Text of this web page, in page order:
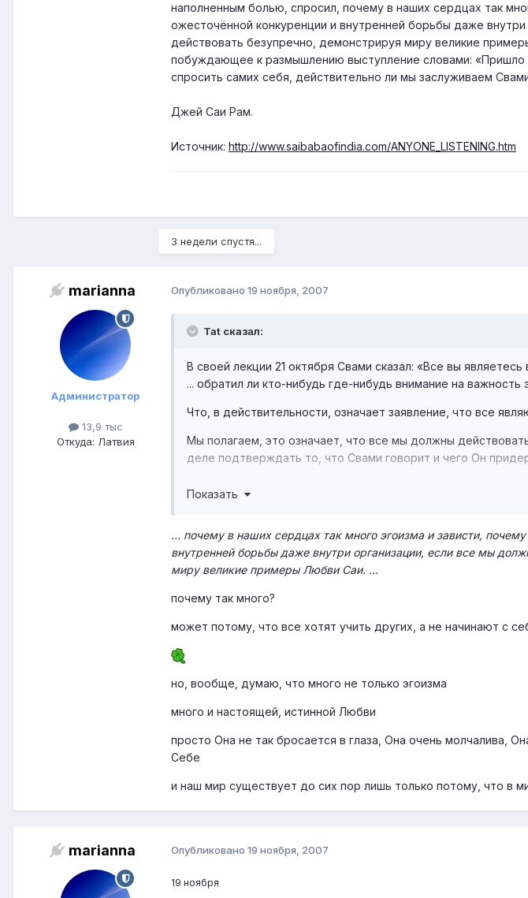
наполненным болью, спросил, почему в наших сердцах так
ожесточённой конкуренции и внутренней борьбы даже
действовать безупречно, демонстрируя миру великие
побуждающее к размышлению выступление словами:
спросить самих себя, действительно ли мы заслуживаем
Джей Саи Рам.
Источник: http://www.saibabaofindia.com/ANYONE_LISTENING.htm
3 недели спустя...
marianna
Администратор
13,9 тыс
Откуда: Латвия
Опубликовано 19 ноября, 2007
Tat сказал:
В своей лекции 21 октября Свами сказал: «Все вы
... обратил ли кто-нибудь где-нибудь внимание на важность
Что, в действительности, означает заявление, что все
Мы полагаем, это означает, что все мы должны
деле подтверждать то, что Свами говорит и чего Он
зависти, почему так много ожесточённой конкуренции и
организации, если все мы должны действовать
Любви Саи. Он закончил своё побуждающее к размышлению
Показать
... почему в наших сердцах так много эгоизма и зависти,
внутренней борьбы даже внутри организации, если все мы
миру великие примеры Любви Саи. ...
почему так много?
может потому, что все хотят учить других, а не начинают с
но, вообще, думаю, что много не только эгоизма
много и настоящей, истинной Любви
просто Она не так бросается в глаза, Она очень молчалива,
Себе
и наш мир существует до сих пор лишь только потому, что в
marianna Опубликовано 19 ноября, 2007
19 ноября